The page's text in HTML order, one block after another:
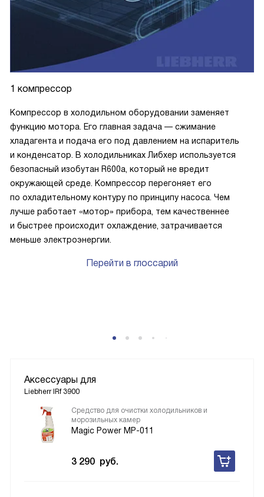
1 компрессор
Компрессор в холодильном оборудовании заменяет
функцию мотора. Его главная задача — сжимание
хладагента и подача его под давлением на испаритель
и конденсатор. В холодильниках Либхер используется
безопасный изобутан R600a, который не вредит
окружающей среде. Компрессор перегоняет его
по охладительному контуру по принципу насоса. Чем
лучше работает «мотор» прибора, тем качественнее
и быстрее происходит охлаждение, затрачивается
меньше электроэнергии.
Перейти в глоссарий
Аксессуары для
Liebherr IRf 3900
Средство для очистки холодильников и
морозильных камер
Magic Power MP-011
3 290 руб.